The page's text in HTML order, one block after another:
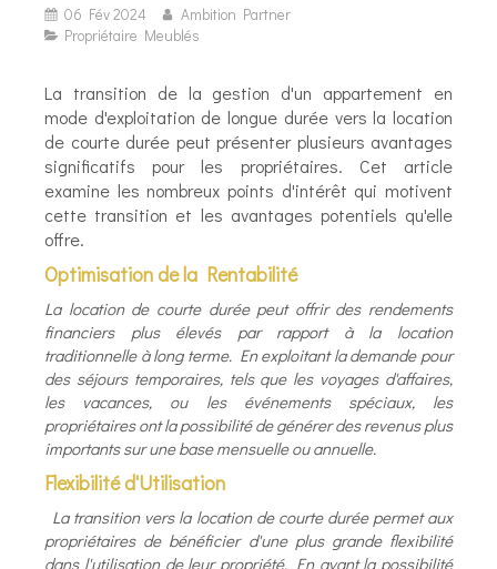
06 Fév 2024
Ambition Partner
Propriétaire Meublés
La transition de la gestion d'un appartement en
mode d'exploitation de longue durée vers la location
de courte durée peut présenter plusieurs avantages
significatifs pour les propriétaires. Cet article
examine les nombreux points d'intérêt qui motivent
cette transition et les avantages potentiels qu'elle
offre.
Optimisation de la Rentabilité
La location de courte durée peut offrir des rendements
financiers plus élevés par rapport à la location
traditionnelle à long terme. En exploitant la demande pour
des séjours temporaires, tels que les voyages d'affaires,
les vacances, ou les événements spéciaux, les
propriétaires ont la possibilité de générer des revenus plus
importants sur une base mensuelle ou annuelle.
Flexibilité d'Utilisation
La transition vers la location de courte durée permet aux
propriétaires de bénéficier d'une plus grande flexibilité
dans l'utilisation de leur propriété. En ayant la possibilité